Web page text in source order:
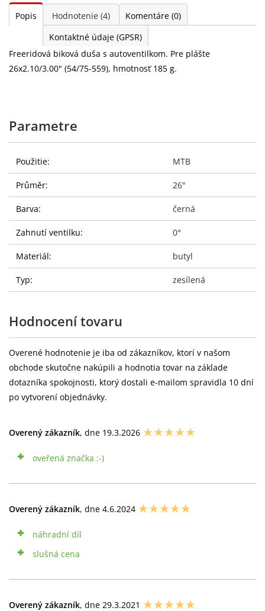
Popis Hodnotenie (4) Komentáre (0)
Kontaktné údaje (GPSR)
Freeridová biková duša s autoventilkom. Pre plášte
26x2.10/3.00" (54/75-559), hmotnosť 185 g.
Parametre
Použitie: MTB
Průměr: 26"
Barva: černá
Zahnutí ventilku: 0°
Materiál: butyl
Typ: zesílená
Hodnocení tovaru
Overené hodnotenie je iba od zákazníkov, ktorí v našom
obchode skutočne nakúpili a hodnotia tovar na základe
dotazníka spokojnosti, ktorý dostali e-mailom spravidla 10 dní
po vytvorení objednávky.
Overený zákazník, dne 19.3.2026
oveřená značka :-)
Overený zákazník, dne 4.6.2024
náhradní díl
slušná cena
Overený zákazník, dne 29.3.2021